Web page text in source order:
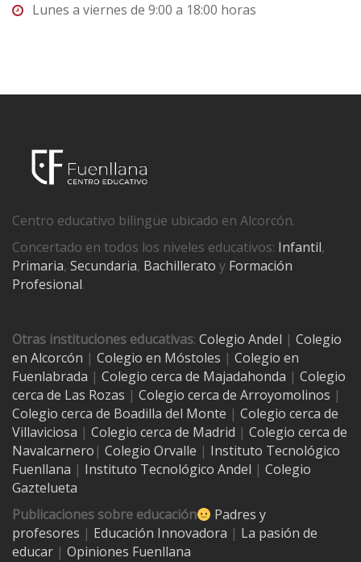
Lunes a viernes de 9:00 a 18:00 horas
Centro educativo bilingüe ubicado en Alcorcón.
Concertado en todos los niveles educativos: Infantil,
Primaria, Secundaria, Bachillerato y Formación
Profesional.
Otras instituciones educativas: Colegio Andel | Colegio
en Alcorcón | Colegio en Móstoles | Colegio en
Fuenlabrada | Colegio cerca de Majadahonda | Colegio
cerca de Las Rozas | Colegio cerca de Arroyomolinos |
Colegio cerca de Boadilla del Monte | Colegio cerca de
Villaviciosa | Colegio cerca de Madrid | Colegio cerca de
Navalcarnero | Colegio Orvalle | Instituto Tecnológico
Fuenllana | Instituto Tecnológico Andel | Colegio
Gaztelueta
Publicaciones sobre educación
Padres y
profesores | Educación Innovadora | La pasión de
educar | Opiniones Fuenllana